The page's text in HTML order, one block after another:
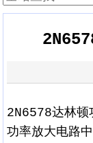
2N6578达林顿
功率放大电路